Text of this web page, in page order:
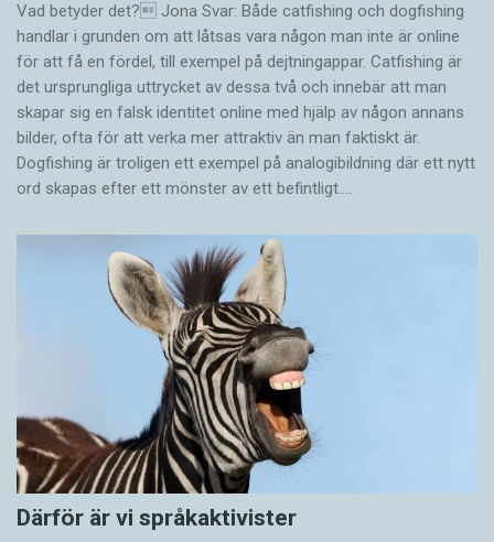
Vad betyder det? Jona Svar: Både catfishing och dogfishing
handlar i grunden om att låtsas vara någon man inte är online
för att få en fördel, till exempel på dejtningappar. Catfishing är
det ursprungliga uttrycket av dessa två och innebär att man
skapar sig en falsk identitet online med hjälp av någon annans
bilder, ofta för att verka mer attraktiv än man faktiskt är.
Dogfishing är troligen ett exempel på analogibildning där ett nytt
ord skapas efter ett mönster av ett befintligt.…
Därför är vi språkaktivister